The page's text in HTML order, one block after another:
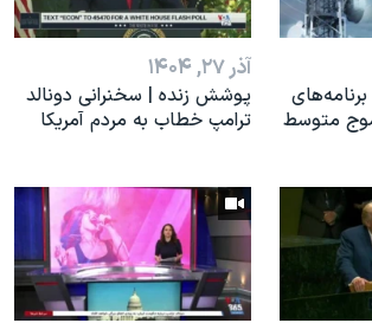
آمریکا «سی‌پک»
متوسط
آذر ۲۷, ۱۴۰۴
پوشش زنده | سخنرانی دونالد
ترامپ خطاب به مردم آمریکا